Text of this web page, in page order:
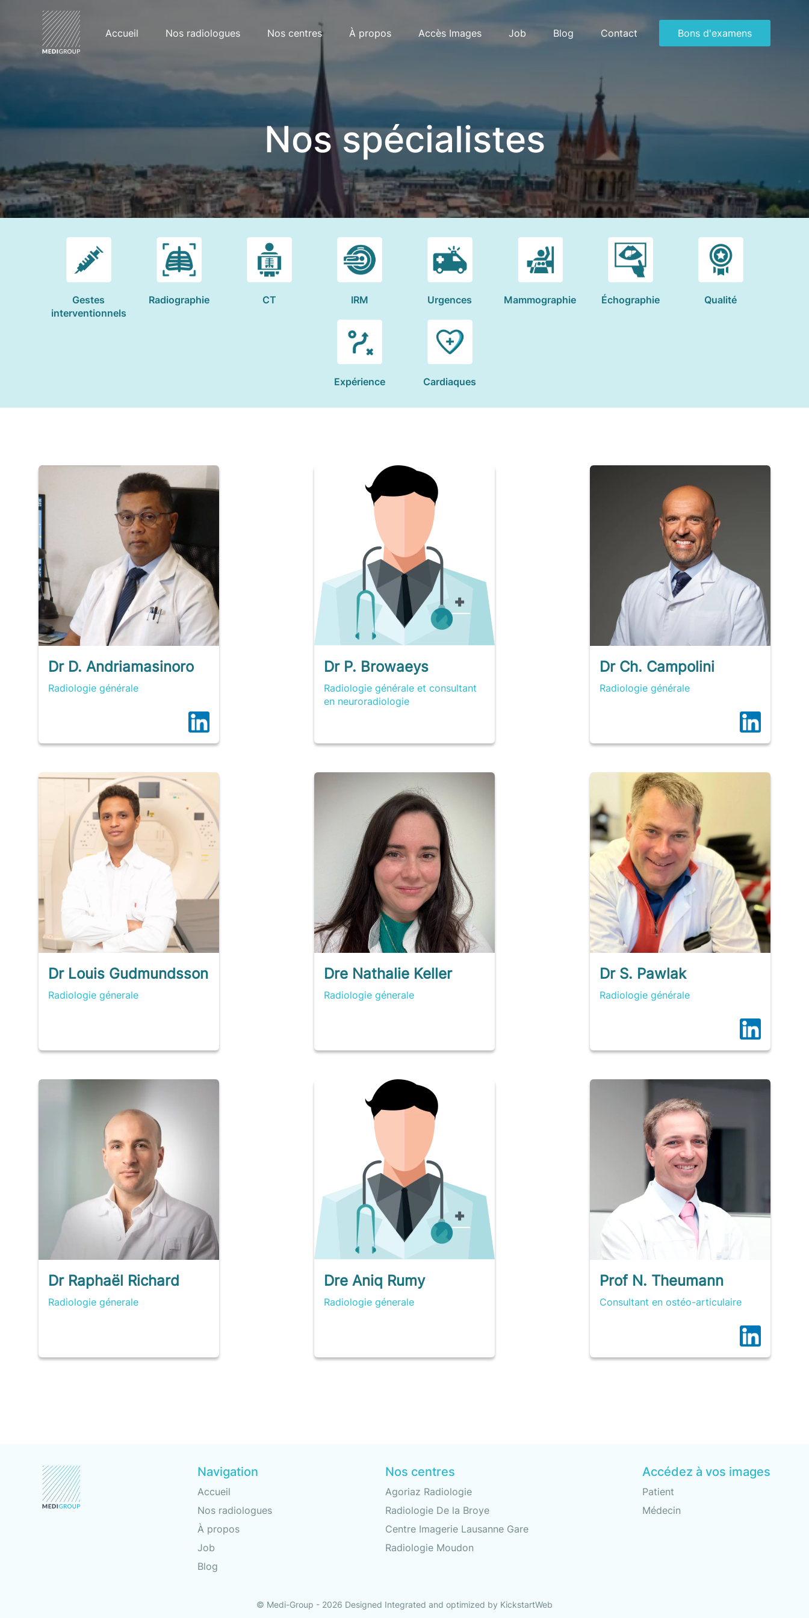
Accueil Nos radiologues Nos centres À propos Accès Images Job Blog Contact Bons d'examens
Télécharger
ligne
Télécharger
ligne
Remplir en
ligne
Télécharger
Remplir en
ligne
ligne
Nos spécialistes
Gestes
interventionnels
Radiographie CT IRM Urgences Mammographie Échographie Qualité
Expérience Cardiaques
Dr D. Andriamasinoro
Radiologie générale
Dr P. Browaeys
Radiologie générale et consultant
en neuroradiologie
Dr Ch. Campolini
Radiologie générale
Dr Louis Gudmundsson
Radiologie génerale
Dre Nathalie Keller
Radiologie génerale
Dr S. Pawlak
Radiologie générale
Dr Raphaël Richard
Radiologie génerale
Dre Aniq Rumy
Radiologie génerale
Prof N. Theumann
Consultant en ostéo-articulaire
Navigation
Accueil
Nos radiologues
À propos
Job
Blog
Nos centres
Agoriaz Radiologie
Radiologie De la Broye
Centre Imagerie Lausanne Gare
Radiologie Moudon
Accédez à vos images
Patient
Médecin
© Medi-Group - 2026 Designed Integrated and optimized by KickstartWeb